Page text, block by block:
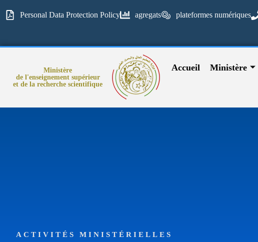
Personal Data Protection Policy agregats plateformes numériques
Ministère
de l'enseignement supérieur
et de la recherche scientifique
Accueil Ministère
ACTIVITÉS MINISTÉRIELLES